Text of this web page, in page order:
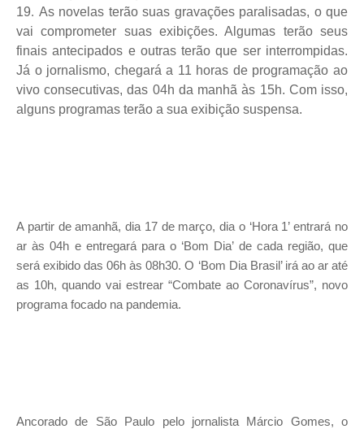
19. As novelas terão suas gravações paralisadas, o que
vai comprometer suas exibições. Algumas terão seus
finais antecipados e outras terão que ser interrompidas.
Já o jornalismo, chegará a 11 horas de programação ao
vivo consecutivas, das 04h da manhã às 15h. Com isso,
alguns programas terão a sua exibição suspensa.
A partir de amanhã, dia 17 de março, dia o ‘Hora 1’ entrará no
ar às 04h e entregará para o ‘Bom Dia’ de cada região, que
será exibido das 06h às 08h30. O ‘Bom Dia Brasil’ irá ao ar até
as 10h, quando vai estrear “Combate ao Coronavírus”, novo
programa focado na pandemia.
Ancorado de São Paulo pelo jornalista Márcio Gomes, o